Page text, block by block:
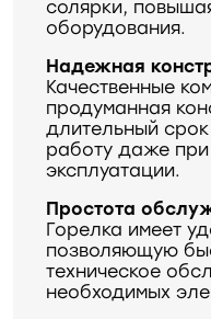
солярки,
оборудования.
Надежная
Качественные
продуманная
длительный
работу даже при
эксплуатации.
Простота
Горелка имеет
позволяющую
техническое
необходимых